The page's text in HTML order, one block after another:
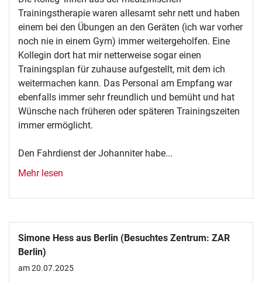
Trainingstherapie waren allesamt sehr nett und haben
einem bei den Übungen an den Geräten (ich war vorher
noch nie in einem Gym) immer weitergeholfen. Eine
Kollegin dort hat mir netterweise sogar einen
Trainingsplan für zuhause aufgestellt, mit dem ich
weitermachen kann. Das Personal am Empfang war
ebenfalls immer sehr freundlich und bemüht und hat
Wünsche nach früheren oder späteren Trainingszeiten
immer ermöglicht.
Den Fahrdienst der Johanniter habe...
Mehr lesen
Simone Hess aus Berlin (Besuchtes Zentrum: ZAR
Berlin)
am 20.07.2025